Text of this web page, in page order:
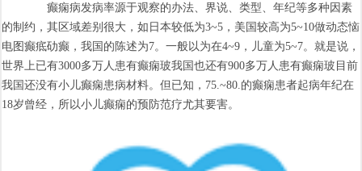
癫痫病发病率源于观察的办法、界说、类型、年纪等多种因素
的制约，其区域差别很大，如日本较低为3~5，美国较高为5~10做动态恼
电图癫疷劯癫，我国的陈述为7。一般以为在4~9，儿童为5~7。就是说，
世界上已有3000多万人患有癫痫玻我国也还有900多万人患有癫痫玻目前
我国还没有小儿癫痫患病材料。但已知，75.~80.的癫痫患者起病年纪在
18岁曾经，所以小儿癫痫的预防范疗尤其要害。